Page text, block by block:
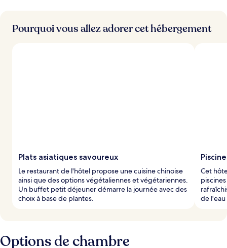
Pourquoi vous allez adorer cet hébergement
Plats asiatiques savoureux
Le restaurant de l'hôtel propose une cuisine chinoise
ainsi que des options végétaliennes et végétariennes.
Un buffet petit déjeuner démarre la journée avec des
choix à base de plantes.
Cet
de
Options de chambre